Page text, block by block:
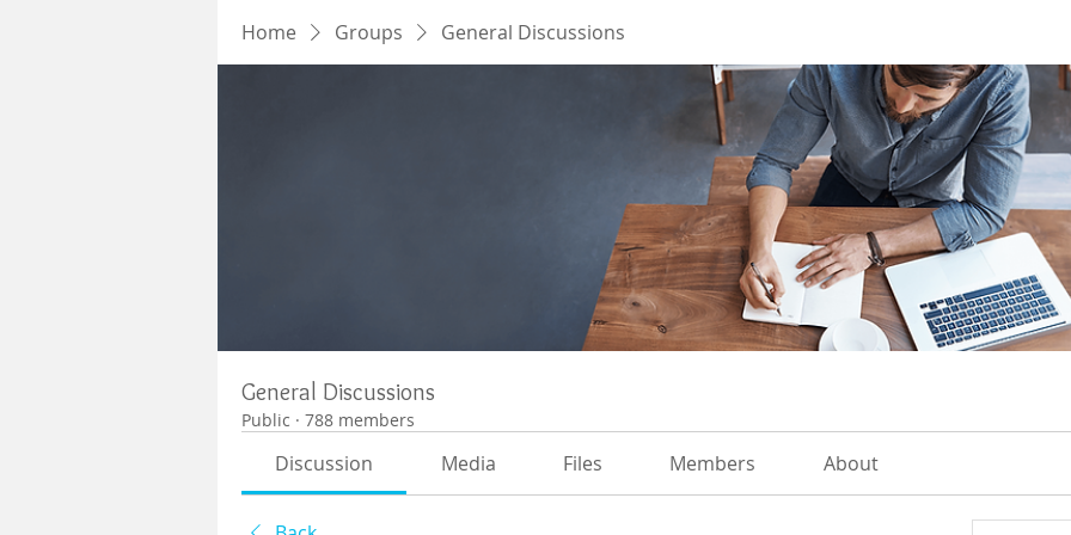
Home Groups General Discussions
General Discussions
Public · 788 members
Discussion Media Files Members About